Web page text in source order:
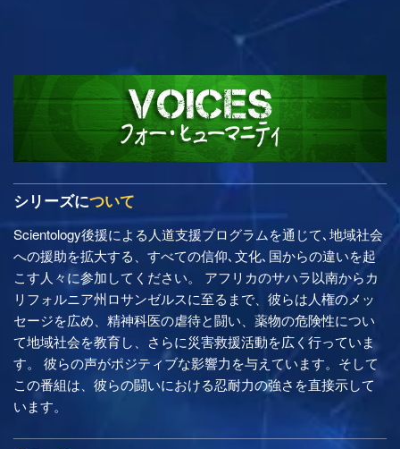
シリーズについて
Scientology後援による人道支援プログラムを通じて､地域社会
への援助を拡大する、すべての信仰､文化､国からの違いを起
こす人々に参加してください。 アフリカのサハラ以南からカ
リフォルニア州ロサンゼルスに至るまで、彼らは人権のメッ
セージを広め、精神科医の虐待と闘い、薬物の危険性につい
て地域社会を教育し、さらに災害救援活動を広く行っていま
す。 彼らの声がポジティブな影響力を与えています。そして
この番組は、彼らの闘いにおける忍耐力の強さを直接示して
います。